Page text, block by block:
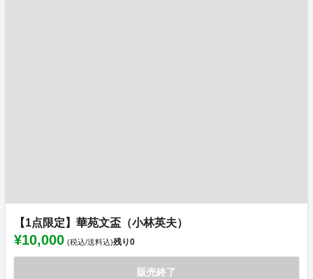
【1点限定】華苑文盃（小林英夫）
¥10,000 (税込/送料込)残り0
販売終了